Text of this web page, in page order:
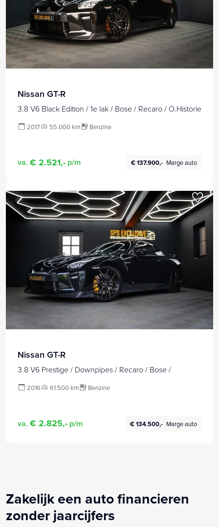
Nissan GT-R
3.8 V6 Black Edition / 1e lak / Bose / Recaro / O.Historie
2017 55.000 km Benzine
va. € 2.521,- p/m € 137.900,- Marge auto
Nissan GT-R
3.8 V6 Prestige / Downpipes / Recaro / Bose /
2016 61.500 km Benzine
va. € 2.825,- p/m € 134.500,- Marge auto
Zakelijk een auto financieren
zonder jaarcijfers